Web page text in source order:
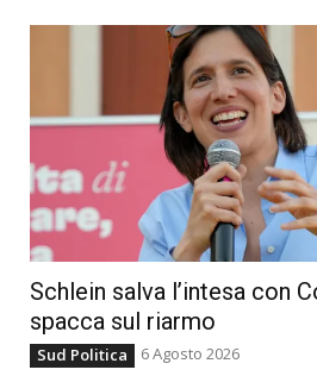
Schlein salva l’intesa con
spacca sul riarmo
Sud Politica 6 Agosto 2026